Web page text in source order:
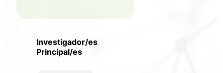
Investigador/es
Principal/es